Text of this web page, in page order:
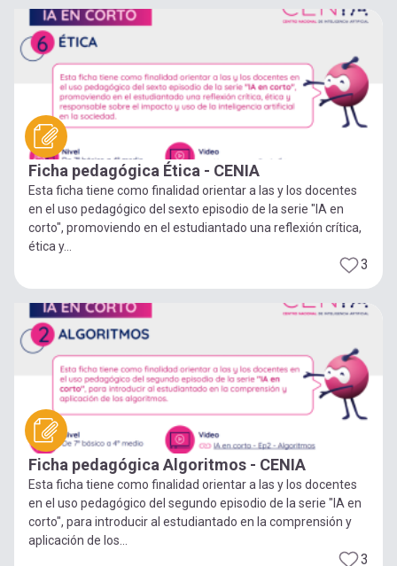
Ficha pedagógica Ética - CENIA
Esta ficha tiene como finalidad orientar a las y los docentes
en el uso pedagógico del sexto episodio de la serie "IA en
corto", promoviendo en el estudiantado una reflexión crítica,
ética y...
3
Ficha pedagógica Algoritmos - CENIA
Esta ficha tiene como finalidad orientar a las y los docentes
en el uso pedagógico del segundo episodio de la serie "IA en
corto", para introducir al estudiantado en la comprensión y
aplicación de los...
3